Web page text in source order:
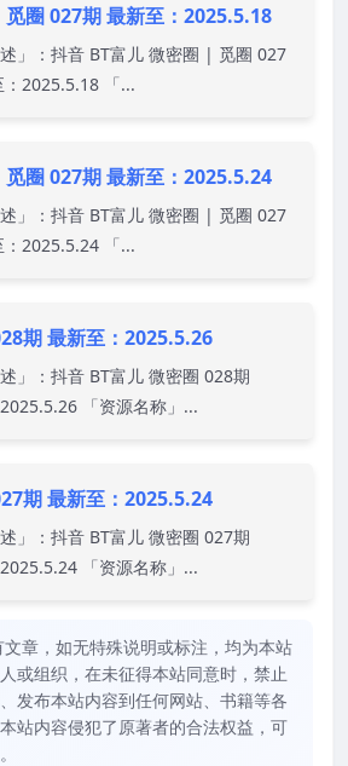
圈 027期 最新至：2025.5.18
」：抖音 BT富儿 微密圈 | 觅圈 027
：2025.5.18 「...
圈 027期 最新至：2025.5.24
」：抖音 BT富儿 微密圈 | 觅圈 027
：2025.5.24 「...
期 最新至：2025.5.26
」：抖音 BT富儿 微密圈 028期
2025.5.26 「资源名称」...
期 最新至：2025.5.24
」：抖音 BT富儿 微密圈 027期
2025.5.24 「资源名称」...
章，如无特殊说明或标注，均为本站
或组织，在未征得本站同意时，禁止
发布本站内容到任何网站、书籍等各
站内容侵犯了原著者的合法权益，可